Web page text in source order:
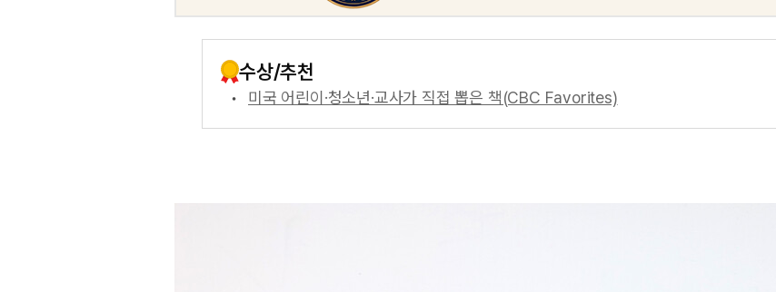
수상/추천
미국 어린이·청소년·교사가 직접 뽑은 책(CBC Favorites)